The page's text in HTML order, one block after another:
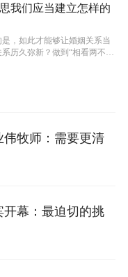
我们应当建立怎样的
，如此才能够让婚姻关系当
历久弥新？做到“相看两不
牧师：需要更清
开幕：最迫切的挑